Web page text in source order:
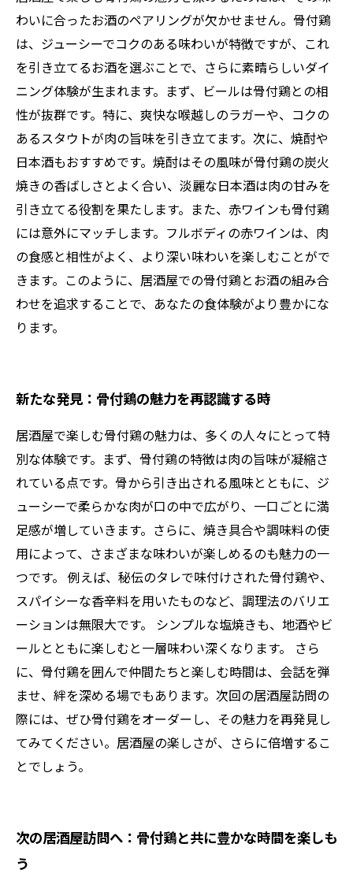
わいに合ったお酒のペアリングが欠かせません。骨付鶏
は、ジューシーでコクのある味わいが特徴ですが、これ
を引き立てるお酒を選ぶことで、さらに素晴らしいダイ
ニング体験が生まれます。まず、ビールは骨付鶏との相
性が抜群です。特に、爽快な喉越しのラガーや、コクの
あるスタウトが肉の旨味を引き立てます。次に、焼酎や
日本酒もおすすめです。焼酎はその風味が骨付鶏の炭火
焼きの香ばしさとよく合い、淡麗な日本酒は肉の甘みを
引き立てる役割を果たします。また、赤ワインも骨付鶏
には意外にマッチします。フルボディの赤ワインは、肉
の食感と相性がよく、より深い味わいを楽しむことがで
きます。このように、居酒屋での骨付鶏とお酒の組み合
わせを追求することで、あなたの食体験がより豊かにな
ります。
新たな発見：骨付鶏の魅力を再認識する時
居酒屋で楽しむ骨付鶏の魅力は、多くの人々にとって特
別な体験です。まず、骨付鶏の特徴は肉の旨味が凝縮さ
れている点です。骨から引き出される風味とともに、ジ
ューシーで柔らかな肉が口の中で広がり、一口ごとに満
足感が増していきます。さらに、焼き具合や調味料の使
用によって、さまざまな味わいが楽しめるのも魅力の一
つです。 例えば、秘伝のタレで味付けされた骨付鶏や、
スパイシーな香辛料を用いたものなど、調理法のバリエ
ーションは無限大です。 シンプルな塩焼きも、地酒やビ
ールとともに楽しむと一層味わい深くなります。 さら
に、骨付鶏を囲んで仲間たちと楽しむ時間は、会話を弾
ませ、絆を深める場でもあります。次回の居酒屋訪問の
際には、ぜひ骨付鶏をオーダーし、その魅力を再発見し
てみてください。居酒屋の楽しさが、さらに倍増するこ
とでしょう。
次の居酒屋訪問へ：骨付鶏と共に豊かな時間を楽しも
う